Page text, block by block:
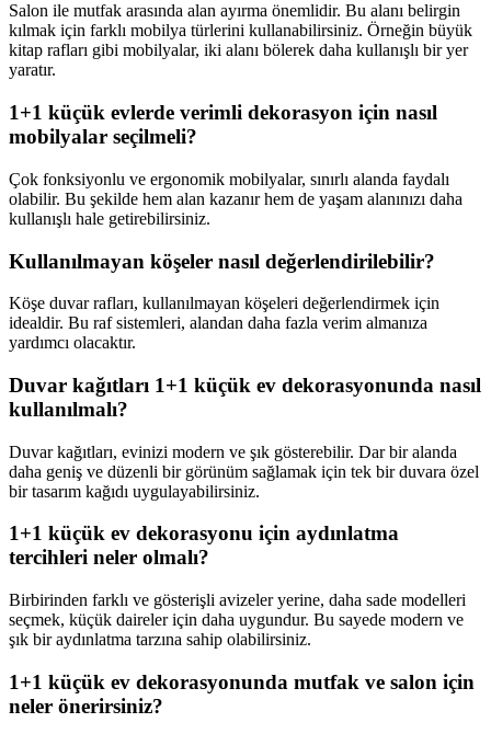
Salon ile mutfak arasında alan ayırma önemlidir. Bu alanı belirgin
kılmak için farklı mobilya türlerini kullanabilirsiniz. Örneğin büyük
kitap rafları gibi mobilyalar, iki alanı bölerek daha kullanışlı bir yer
yaratır.
1+1 küçük evlerde verimli dekorasyon için nasıl
mobilyalar seçilmeli?
Çok fonksiyonlu ve ergonomik mobilyalar, sınırlı alanda faydalı
olabilir. Bu şekilde hem alan kazanır hem de yaşam alanınızı daha
kullanışlı hale getirebilirsiniz.
Kullanılmayan köşeler nasıl değerlendirilebilir?
Köşe duvar rafları, kullanılmayan köşeleri değerlendirmek için
idealdir. Bu raf sistemleri, alandan daha fazla verim almanıza
yardımcı olacaktır.
Duvar kağıtları 1+1 küçük ev dekorasyonunda nasıl
kullanılmalı?
Duvar kağıtları, evinizi modern ve şık gösterebilir. Dar bir alanda
daha geniş ve düzenli bir görünüm sağlamak için tek bir duvara özel
bir tasarım kağıdı uygulayabilirsiniz.
1+1 küçük ev dekorasyonu için aydınlatma
tercihleri neler olmalı?
Birbirinden farklı ve gösterişli avizeler yerine, daha sade modelleri
seçmek, küçük daireler için daha uygundur. Bu sayede modern ve
şık bir aydınlatma tarzına sahip olabilirsiniz.
1+1 küçük ev dekorasyonunda mutfak ve salon için
neler önerirsiniz?